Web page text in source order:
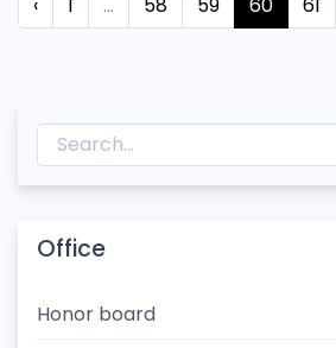
Office
Honor board